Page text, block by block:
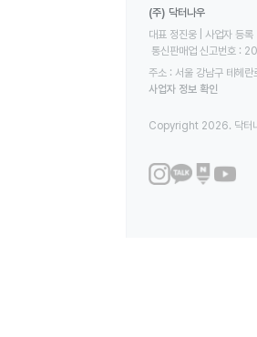
(주) 닥터나우
대표 정진웅 | 사업자
통신판매업 신고번호
주소 : 서울 강남구 테헤
사업자 정보 확인
Copyright 2026. 닥터